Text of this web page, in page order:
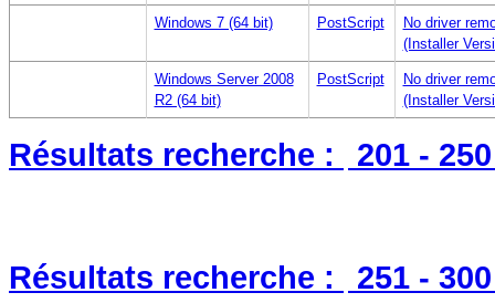
Windows 7 (64 bit) PostScript
No driver
(Installer
Windows Server 2008
R2 (64 bit)
PostScript
No driver
(Installer
Résultats recherche : 201 -
Résultats recherche : 251 -